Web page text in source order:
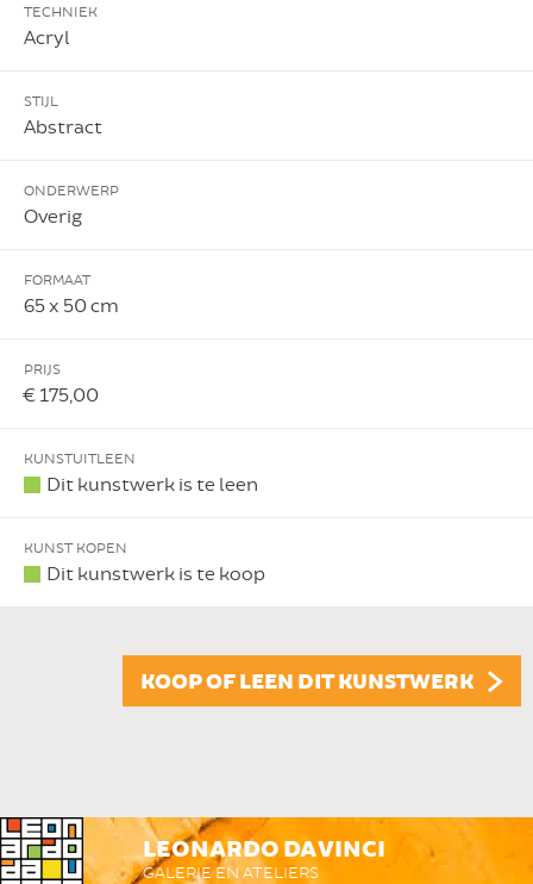
TECHNIEK
Acryl
STIJL
Abstract
ONDERWERP
Overig
FORMAAT
65 x 50 cm
PRIJS
€ 175,00
KUNSTUITLEEN
Dit kunstwerk is te leen
KUNST KOPEN
Dit kunstwerk is te koop
KOOP OF LEEN DIT KUNSTWERK
LEONARDO DA VINCI
GALERIE EN ATELIERS